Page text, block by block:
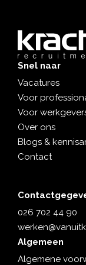
Snel naar
Vacatures
Voor
Voor
Over ons
Blogs &
Contact
026 702 44 90
Algemeen
Algemene